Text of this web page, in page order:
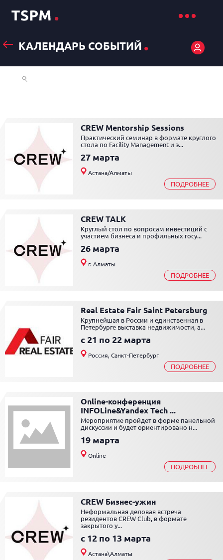
КАЛЕНДАРЬ СОБЫТИЙ .
CREW Mentorship Sessions
Практический семинар в формате круглого
стола по Facility Management и э...
27 марта
Астана/Алматы
ПОДРОБНЕЕ
CREW TALK
Круглый стол по вопросам инвестиций с
участием бизнеса и профильных госу...
26 марта
г. Алматы
ПОДРОБНЕЕ
Real Estate Fair Saint Petersburg
Крупнейшая в России и единственная в
Петербурге выставка недвижимости, а...
c 21 по 22 марта
Россия, Санкт-Петербург
ПОДРОБНЕЕ
Online-конференция
INFOLine&Yandex Tech ...
Мероприятие пройдет в форме панельной
дискуссии и будет ориентировано н...
19 марта
Online
ПОДРОБНЕЕ
CREW Бизнес-ужин
Неформальная деловая встреча
резидентов CREW Club, в формате
закрытого у...
c 12 по 13 марта
Астана\Алматы